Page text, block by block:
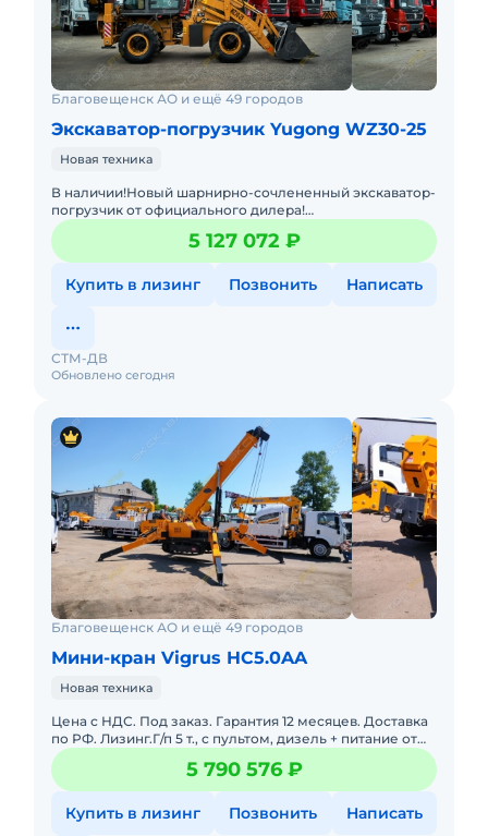
Благовещенск АО и ещё 49 городов
Экскаватор-погрузчик Yugong WZ30-25
Новая техника
В наличии!Новый шарнирно-сочлененный экскаватор-
погрузчик от официального дилера!
Джойстик,кондиционер, ковш 4в1, третий контур на
экскаватор, быстросъем.Помогу
5 127 072 ₽
Купить в лизинг Позвонить Написать
Обновлено сегодня
СТМ-ДВ
Благовещенск АО и ещё 49 городов
Мини-кран Vigrus HC5.0AA
Новая техника
Цена с НДС. Под заказ. Гарантия 12 месяцев. Доставка
по РФ. Лизинг.Г/п 5 т., с пультом, дизель + питание от
380 ВМасса:5 000 кгМакс. высота подъема:15
мСпособно
5 790 576 ₽
Купить в лизинг Позвонить Написать